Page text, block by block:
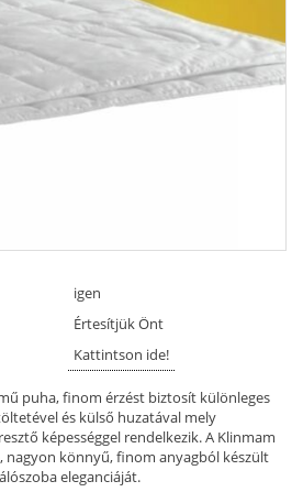
igen
Értesítjük Önt
Kattintson ide!
puha, finom érzést biztosít különleges
és külső huzatával mely
képességgel rendelkezik. A Klinmam
nagyon könnyű, finom anyagból készült
eleganciáját.